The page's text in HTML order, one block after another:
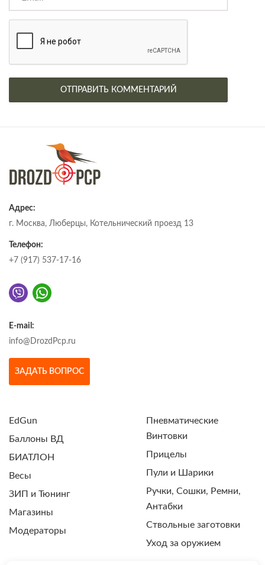
Адрес:
г. Москва, Люберцы, Котельнический проезд 13
Телефон:
+7 (917) 537-17-16
E-mail:
info@DrozdPcp.ru
ЗАДАТЬ ВОПРОС
EdGun
Баллоны ВД
БИАТЛОН
Весы
ЗИП и Тюнинг
Магазины
Модераторы
Пневматические
Винтовки
Прицелы
Пули и Шарики
Ручки, Сошки, Ремни,
Антабки
Ствольные заготовки
Уход за оружием